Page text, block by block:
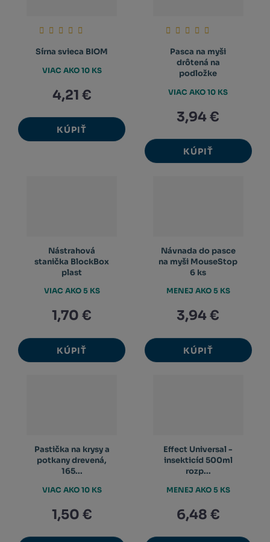
Sírna svieca BIOM
4,21 €
KÚPIŤ
VIAC AKO 10 KS
Pasca na myši
drôtená na
podložke
3,94 €
KÚPIŤ
VIAC AKO 10 KS
Nástrahová
stanička BlockBox
plast
1,70 €
KÚPIŤ
VIAC AKO 5 KS
Návnada do pasce
na myši MouseStop
6 ks
3,94 €
KÚPIŤ
MENEJ AKO 5 KS
Pastička na krysy a
potkany drevená,
165...
1,50 €
VIAC AKO 10 KS
Effect Universal -
insekticíd 500ml
rozp...
6,48 €
MENEJ AKO 5 KS